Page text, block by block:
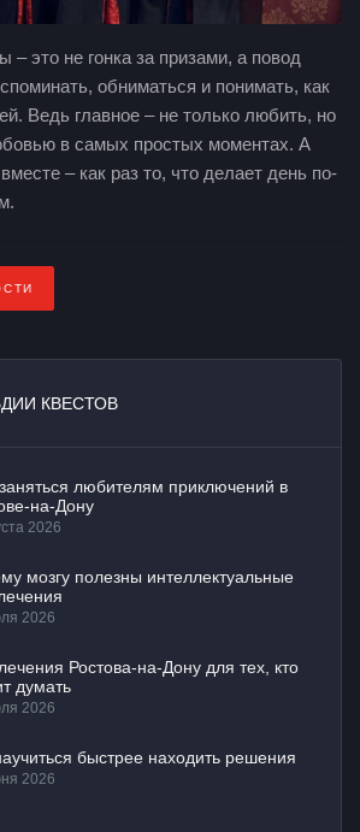
– это не гонка за призами, а повод
обниматься и понимать, как
Ведь главное – не только любить, но
в самых простых моментах. А
– как раз то, что делает день по-
КВЕСТОВ
любителям приключений в
на-Дону
2026
мозгу полезны интеллектуальные
2026
Ростова-на-Дону для тех, кто
думать
2026
быстрее находить решения
2026